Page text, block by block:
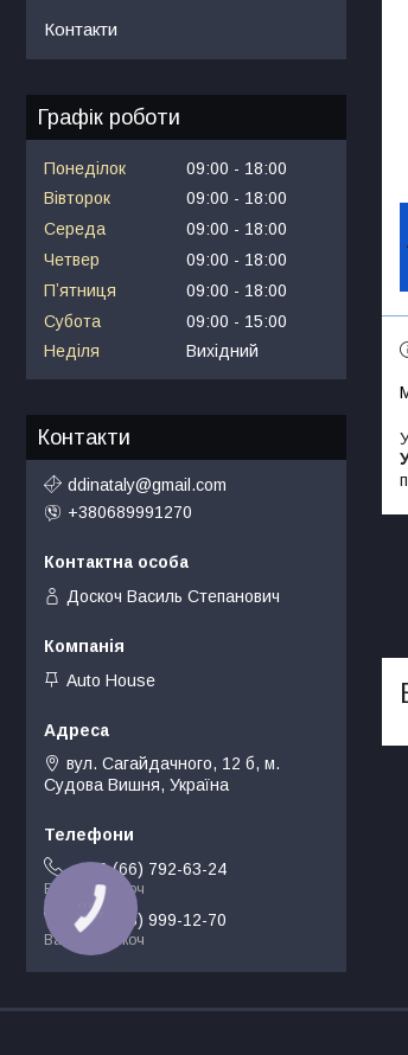
Контакти
Графік роботи
Понеділок 09:00
18:00
Вівторок
09:00
18:00
Середа
09:00
18:00
Четвер
09:00
18:00
Пʼятниця
09:00
18:00
Субота
09:00
15:00
Неділя
Вихідний
Контакти
ddinataly@gmail.com
+380689991270
Доскоч Василь Степанович
Auto House
вул. Сагайдачного, 12 б, м.
Судова Вишня, Україна
+380 (66) 792-63-24
Василь Доскоч
+380 (68) 999-12-70
Василь Доскоч
КНОПКА
ЗВ'ЯЗКУ